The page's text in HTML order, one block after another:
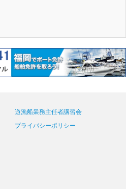
遊漁船業務主任者講習会
プライバシーポリシー